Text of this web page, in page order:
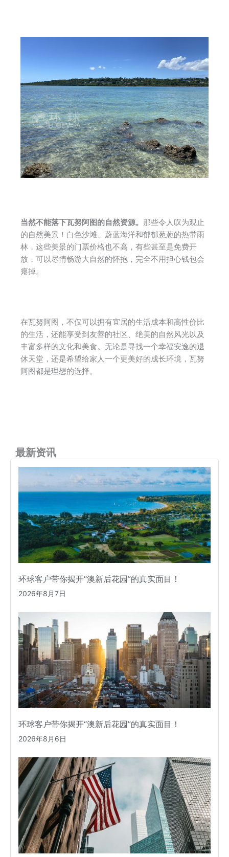
当然不能落下瓦努阿图的自然资源。 那些令人叹为观止
的自然美景！白色沙滩、蔚蓝海洋和郁郁葱葱的热带雨
林，这些美景的门票价格也不高，有些甚至是免费开
放，可以尽情畅游大自然的怀抱，完全不用担心钱包会
瘪掉。
在瓦努阿图，不仅可以拥有宜居的生活成本和高性价比
的生活，还能享受到友善的社区、绝美的自然风光以及
丰富多样的文化和美食。无论是寻找一个幸福安逸的退
休天堂，还是希望给家人一个更美好的成长环境，瓦努
阿图都是理想的选择。
最新资讯
环球客户带你揭开“澳新后花园”的真实面目！
2026年8月7日
环球客户带你揭开“澳新后花园”的真实面目！
2026年8月6日